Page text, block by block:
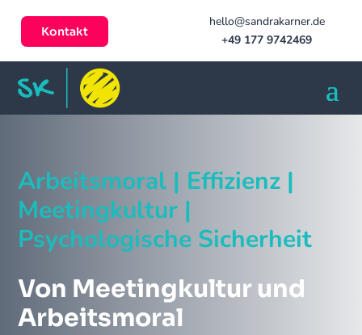
Kontakt
hello@sandrakarner.de
+49 177 9742469
Arbeitsmoral | Effizienz |
Meetingkultur |
Psychologische Sicherheit
Von Meetingkultur und
Arbeitsmoral